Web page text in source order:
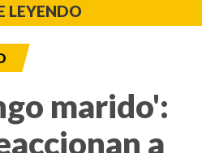
LEYENDO
marido':
a